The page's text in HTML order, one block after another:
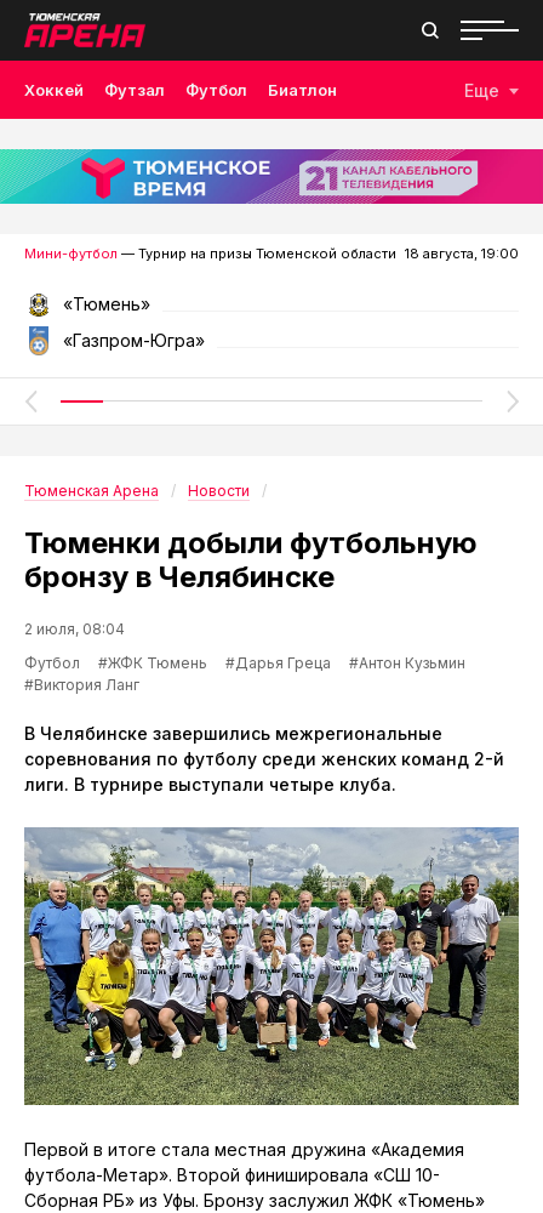
Хоккей Футзал Футбол Биатлон
Лыжные гонки Волейбол Плавание Дзюдо
Скалолазание Велоспорт Бокс
Еще
Мини-футбол — Турнир на призы Тюменской области 18 августа, 19:00
«Тюмень»
«Газпром-Югра»
Тюменская Арена Новости
Тюменки добыли футбольную
бронзу в Челябинске
2 июля, 08:04
Футбол
#ЖФК Тюмень #Дарья Греца
#Антон Кузьмин
#Виктория Ланг
В Челябинске завершились межрегиональные
соревнования по футболу среди женских команд 2-й
лиги. В турнире выступали четыре клуба.
Первой в итоге стала местная дружина «Академия
футбола-Метар». Второй финишировала «СШ 10-
Сборная РБ» из Уфы. Бронзу заслужил ЖФК «Тюмень»